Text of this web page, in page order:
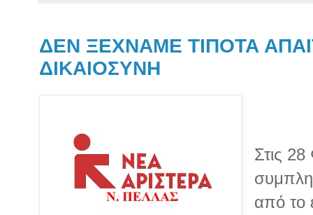
ΔΕΝ ΞΕΧΝΑΜΕ ΤΙΠΟΤΑ
ΔΙΚΑΙΟΣΥΝΗ
Στις
από το